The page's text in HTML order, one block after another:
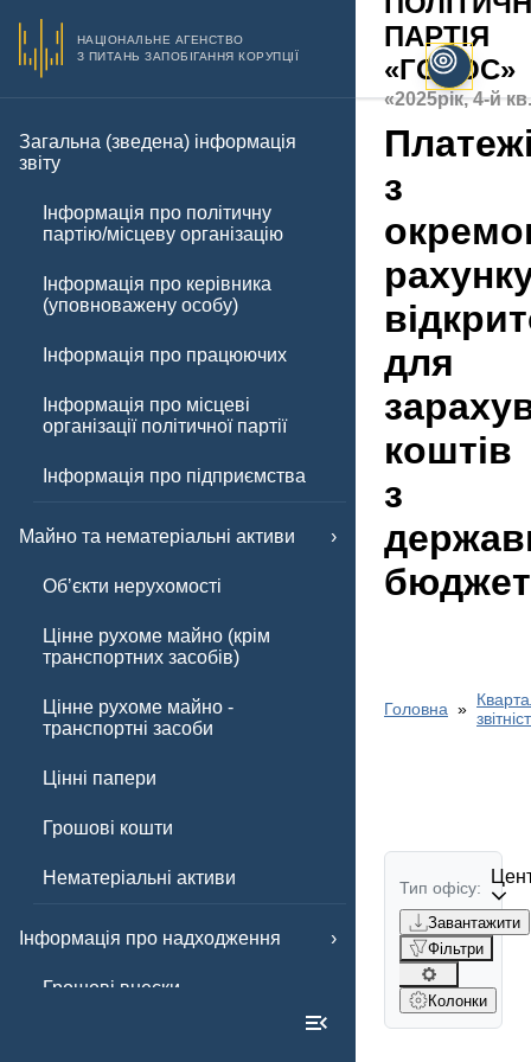
НАЦІОНАЛЬНЕ АГЕНСТВО
З ПИТАНЬ ЗАПОБІГАННЯ КОРУПЦІЇ
Загальна (зведена) інформація
звіту
Інформація про політичну
партію/місцеву організацію
Інформація про керівника
(уповноважену особу)
Інформація про працюючих
Інформація про місцеві
організації політичної партії
Інформація про підприємства
Майно та нематеріальні активи
Обʼєкти нерухомості
Цінне рухоме майно (крім
транспортних засобів)
Цінне рухоме майно -
транспортні засоби
Цінні папери
Грошові кошти
Нематеріальні активи
Інформація про надходження
Грошові внески
ПАРТІЯ
«ГОЛОС»
«2025рік, 4-й
з
для
коштів
з
Головна
Тип офісу:
Завантажити
Фільтри
Колонки